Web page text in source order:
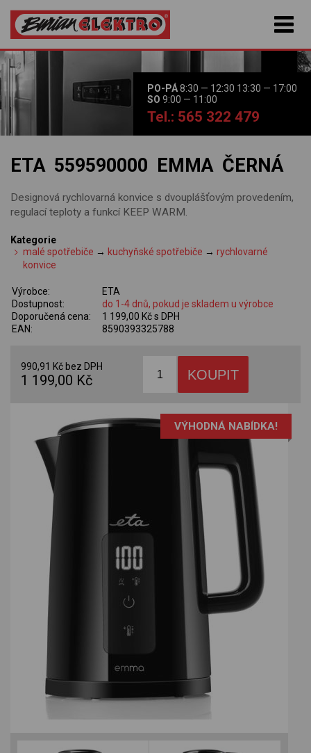
PO-PÁ8:30 — 12:30 13:30 — 17:00
SO 9:00 — 11:00
Tel.: 565 322 479
ETA 559590000 EMMA ČERNÁ
Designová rychlovarná konvice s dvouplášťovým provedením,
regulací teploty a funkcí KEEP WARM.
Kategorie
malé spotřebiče → kuchyňské spotřebiče →rychlovarné
konvice
Výrobce:
ETA
Dostupnost:
do 1-4 dnů, pokud je skladem u výrobce
Doporučená cena:
1 199,00 Kč s DPH
EAN:
8590393325788
990,91 Kč bez DPH
1 199,00 Kč
VÝHODNÁ NABÍDKA!